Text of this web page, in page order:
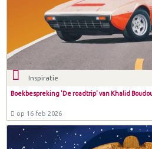
Inspiratie
Boekbespreking 'De roadtrip' van Khalid
op 16 feb 2026